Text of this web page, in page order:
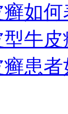
如
牛
患